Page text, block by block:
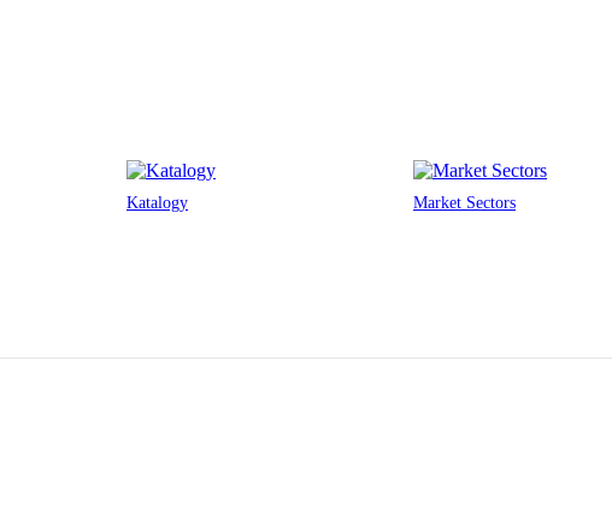
Katalogy Market Sectors